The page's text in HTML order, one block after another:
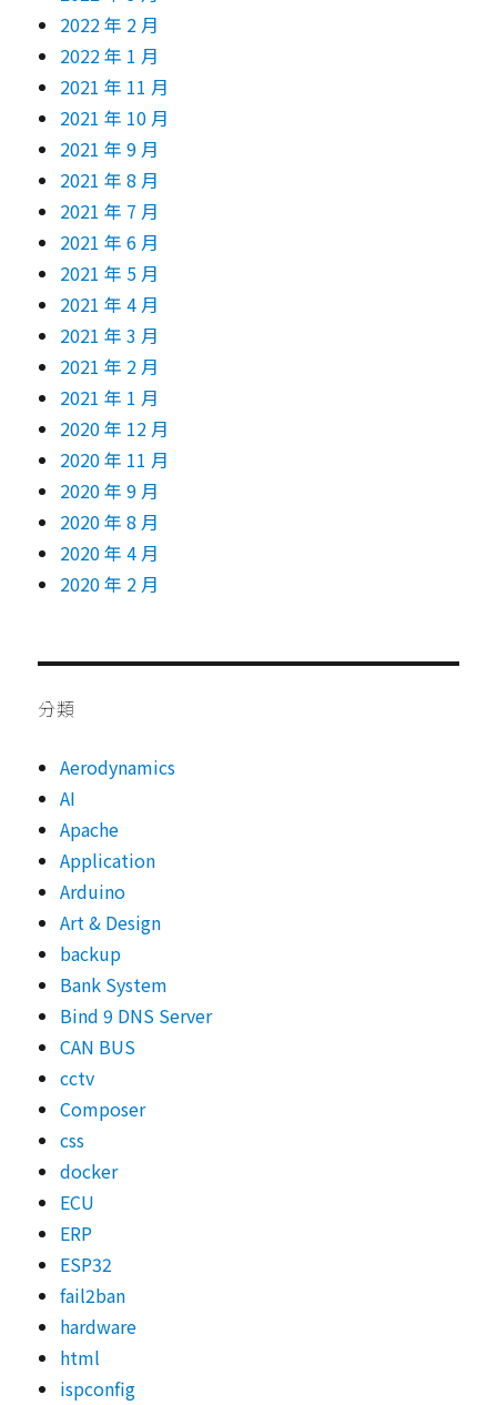
2022 年 2 月
2022 年 1 月
2021 年 11 月
2021 年 10 月
2021 年 9 月
2021 年 8 月
2021 年 7 月
2021 年 6 月
2021 年 5 月
2021 年 4 月
2021 年 3 月
2021 年 2 月
2021 年 1 月
2020 年 12 月
2020 年 11 月
2020 年 9 月
2020 年 8 月
2020 年 4 月
2020 年 2 月
分類
Aerodynamics
AI
Apache
Application
Arduino
Art & Design
backup
Bank System
Bind 9 DNS Server
CAN BUS
cctv
Composer
css
docker
ECU
ERP
ESP32
fail2ban
hardware
html
ispconfig